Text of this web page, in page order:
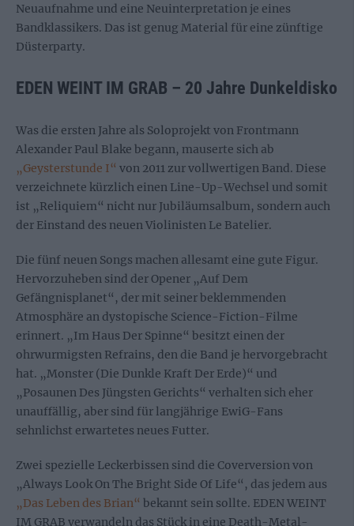
Neuaufnahme und eine Neuinterpretation je eines
Bandklassikers. Das ist genug Material für eine zünftige
Düsterparty.
EDEN WEINT IM GRAB – 20 Jahre Dunkeldisko
Was die ersten Jahre als Soloprojekt von Frontmann
Alexander Paul Blake begann, mauserte sich ab
„Geysterstunde I“ von 2011 zur vollwertigen Band. Diese
verzeichnete kürzlich einen Line-Up-Wechsel und somit
ist „Reliquiem“ nicht nur Jubiläumsalbum, sondern auch
der Einstand des neuen Violinisten Le Batelier.
Die fünf neuen Songs machen allesamt eine gute Figur.
Hervorzuheben sind der Opener „Auf Dem
Gefängnisplanet“, der mit seiner beklemmenden
Atmosphäre an dystopische Science-Fiction-Filme
erinnert. „Im Haus Der Spinne“ besitzt einen der
ohrwurmigsten Refrains, den die Band je hervorgebracht
hat. „Monster (Die Dunkle Kraft Der Erde)“ und
„Posaunen Des Jüngsten Gerichts“ verhalten sich eher
unauffällig, aber sind für langjährige EwiG-Fans
sehnlichst erwartetes neues Futter.
Zwei spezielle Leckerbissen sind die Coverversion von
„Always Look On The Bright Side Of Life“, das jedem aus
„Das Leben des Brian“ bekannt sein sollte. EDEN WEINT
IM GRAB verwandeln das Stück in eine Death-Metal-